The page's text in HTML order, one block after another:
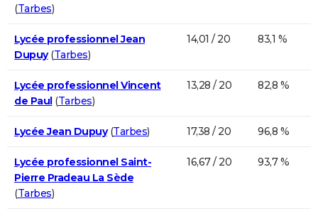
(Tarbes)
Lycée professionnel Jean
Dupuy(Tarbes)
14,01 / 20 83,1 %
Lycée professionnel Vincent
de Paul(Tarbes)
13,28 / 20 82,8 %
Lycée Jean Dupuy(Tarbes) 17,38 / 20 96,8 %
Lycée professionnel Saint-
Pierre Pradeau La Sède
(Tarbes)
16,67 / 20 93,7 %